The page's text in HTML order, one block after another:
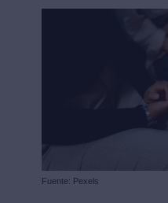
Fuente: Pexels